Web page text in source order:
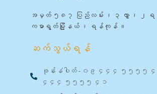
အမှတ် ၅၈၇ ပြည်လမ်း ၊ ၃ လွှာ ၊ ၂
ကမာရွတ်မြို့နယ် ၊ ရန်ကုန် ။
ဆက်သွယ်ရန်
ဖုန်းနံပါတ် - ၀၉ ၄၄၄ ၅၅၅၅
၄၄၄ ၅၅၅၅ ၄၁